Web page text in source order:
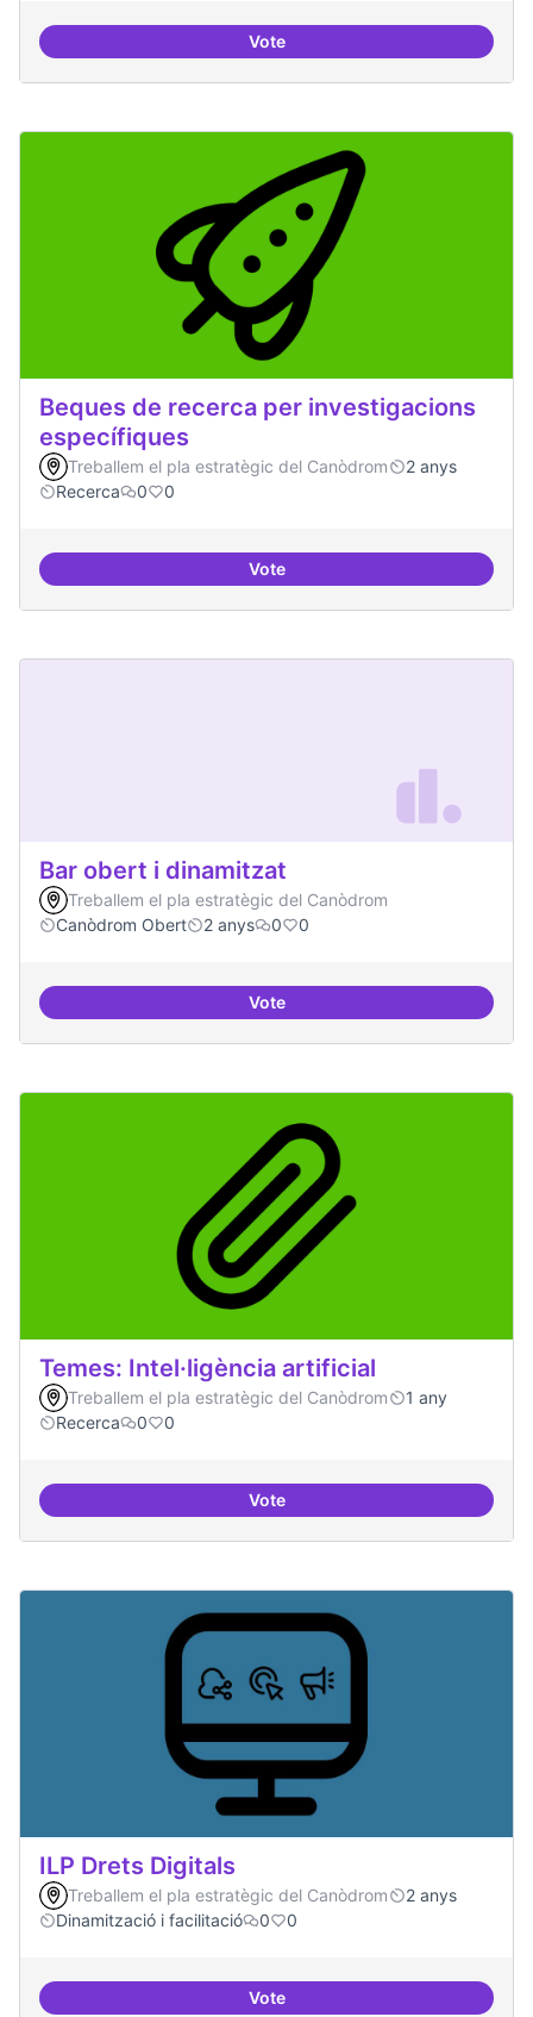
VoteDrets Humans i capa digital
Beques de recerca per investigacions
específiques
Treballem el pla estratègic del Canòdrom
2 anys
Recerca
0 0
VoteBeques de recerca per
Bar obert i dinamitzat
Treballem el pla estratègic del Canòdrom
Canòdrom Obert
2 anys 0 0
VoteBar obert i dinamitzat
Temes: Intel·ligència artificial
Treballem el pla estratègic del Canòdrom
1 any
Recerca
0 0
VoteTemes: Intel·ligència artificial
ILP Drets Digitals
Treballem el pla estratègic del Canòdrom
2 anys
Dinamització i facilitació
0 0
VoteILP Drets Digitals